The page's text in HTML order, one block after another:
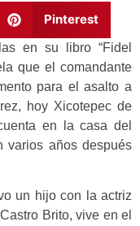
Pinterest
en su libro “Fidel
que el comandante
para el asalto a
hoy Xicotepec de
en la casa del
varios años después
un hijo con la actriz
Brito, vive en el